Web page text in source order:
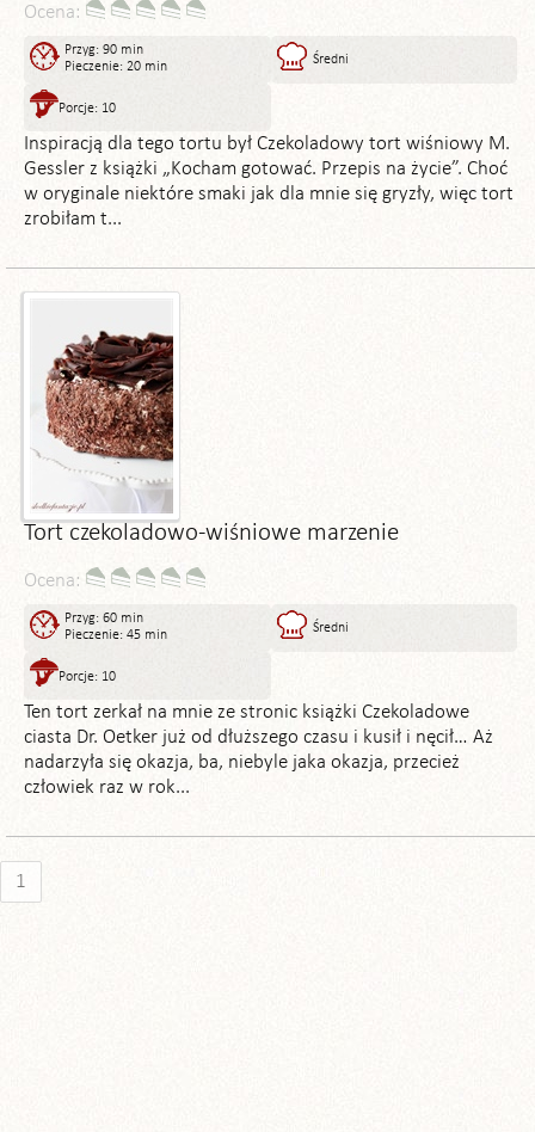
Ocena:
Przyg: 90 min
Pieczenie: 20 min
Średni
Porcje: 10
Inspiracją dla tego tortu był Czekoladowy tort wiśniowy M.
Gessler z książki „Kocham gotować. Przepis na życie”. Choć
w oryginale niektóre smaki jak dla mnie się gryzły, więc tort
zrobiłam t...
Tort czekoladowo-wiśniowe marzenie
Ocena:
Przyg: 60 min
Pieczenie: 45 min
Średni
Porcje: 10
Ten tort zerkał na mnie ze stronic książki Czekoladowe
ciasta Dr. Oetker już od dłuższego czasu i kusił i nęcił… Aż
nadarzyła się okazja, ba, niebyle jaka okazja, przecież
człowiek raz w rok...
1